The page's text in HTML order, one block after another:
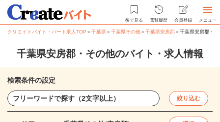
後で見る 閲覧履歴 会員登録 メニュー
クリエイトバイト・パート求人TOP ＞千葉県＞千葉県その他＞千葉県安房郡＞千葉県安房郡・
千葉県安房郡・その他のバイト・求人情報
検索条件の設定
絞り込む